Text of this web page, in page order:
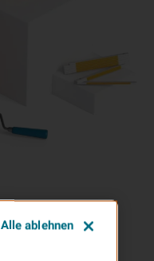
Alle ablehnen